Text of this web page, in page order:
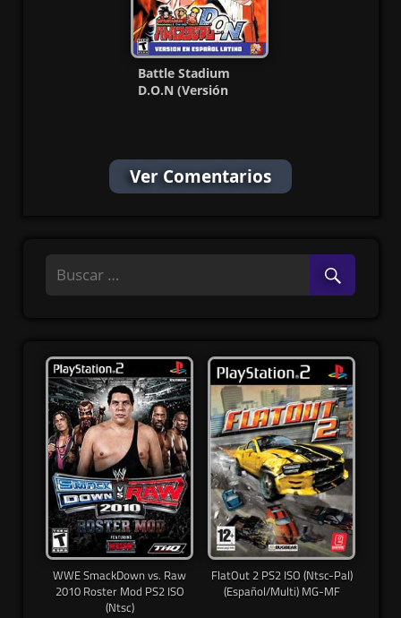
Battle Stadium
D.O.N (Versión
Ver Comentarios
WWE SmackDown vs. Raw
2010 Roster Mod PS2 ISO
(Ntsc)
FlatOut 2 PS2 ISO (Ntsc-Pal)
(Español/Multi) MG-MF